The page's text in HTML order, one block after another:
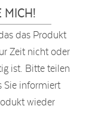
MICH!
das Produkt
Zeit nicht oder
ist. Bitte teilen
Sie informiert
wieder